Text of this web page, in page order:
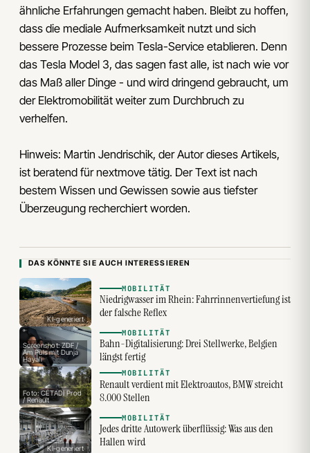
ähnliche Erfahrungen gemacht haben. Bleibt zu hoffen,
dass die mediale Aufmerksamkeit nutzt und sich
bessere Prozesse beim Tesla-Service etablieren. Denn
das Tesla Model 3, das sagen fast alle, ist nach wie vor
das Maß aller Dinge - und wird dringend gebraucht, um
der Elektromobilität weiter zum Durchbruch zu
verhelfen.
Hinweis: Martin Jendrischik, der Autor dieses Artikels,
ist beratend für nextmove tätig. Der Text ist nach
bestem Wissen und Gewissen sowie aus tiefster
Überzeugung recherchiert worden.
DAS KÖNNTE SIE AUCH INTERESSIEREN
KI-generiert
MOBILITÄT
Niedrigwasser im Rhein: Fahrrinnenvertiefung ist
der falsche Reflex
Screenshot: ZDF /
Am Puls mit Dunja
Hayali
MOBILITÄT
Bahn-Digitalisierung: Drei Stellwerke, Belgien
längst fertig
Foto: CÉTADI Prod
/ Renault
MOBILITÄT
Renault verdient mit Elektroautos, BMW streicht
8.000 Stellen
KI-generiert
MOBILITÄT
Jedes dritte Autowerk überflüssig: Was aus den
Hallen wird